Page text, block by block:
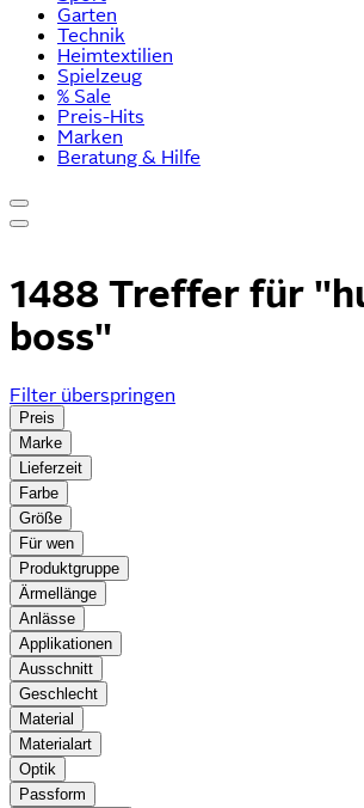
Garten
Technik
Heimtextilien
Spielzeug
% Sale
Preis-Hits
Marken
Beratung & Hilfe
1488 Treffer für
boss"
Filter überspringen
Preis
Marke
Lieferzeit
Farbe
Größe
Für wen
Produktgruppe
Ärmellänge
Anlässe
Applikationen
Ausschnitt
Geschlecht
Material
Materialart
Optik
Passform